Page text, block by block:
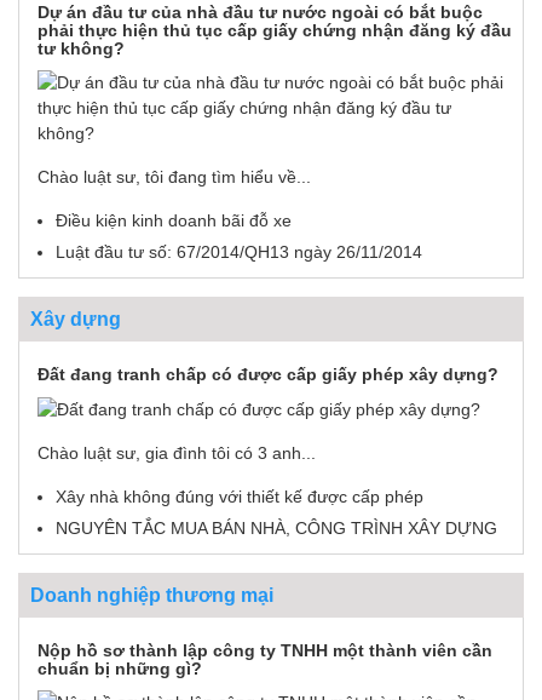
Dự án đầu tư của nhà đầu tư nước ngoài có bắt buộc
phải thực hiện thủ tục cấp giấy chứng nhận đăng ký đầu
tư không?
Chào luật sư, tôi đang tìm hiểu về...
Điều kiện kinh doanh bãi đỗ xe
Luật đầu tư số: 67/2014/QH13 ngày 26/11/2014
Xây dựng
Đất đang tranh chấp có được cấp giấy phép xây dựng?
Chào luật sư, gia đình tôi có 3 anh...
Xây nhà không đúng với thiết kế được cấp phép
NGUYÊN TẮC MUA BÁN NHÀ, CÔNG TRÌNH XÂY DỰNG
Doanh nghiệp thương mại
Nộp hồ sơ thành lập công ty TNHH một thành viên cần
chuẩn bị những gì?